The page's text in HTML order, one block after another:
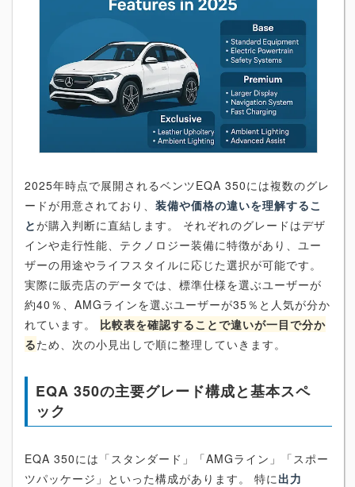
2025年時点で展開されるベンツEQA 350には複数のグレ
ードが用意されており、 装備や価格の違いを理解するこ
とが購入判断に直結します。 それぞれのグレードはデザ
インや走行性能、テクノロジー装備に特徴があり、ユー
ザーの用途やライフスタイルに応じた選択が可能です。
実際に販売店のデータでは、標準仕様を選ぶユーザーが
約40％、AMGラインを選ぶユーザーが35％と人気が分か
れています。 比較表を確認することで違いが一目で分か
るため、次の小見出しで順に整理していきます。
EQA 350の主要グレード構成と基本スペ
ック
EQA 350には「スタンダード」「AMGライン」「スポー
ツパッケージ」といった構成があります。 特に 出力